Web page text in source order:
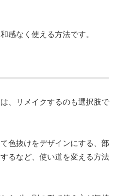
感なく使える方法です。
、リメイクするのも選択肢で
色抜けをデザインにする、部
るなど、使い道を変える方法